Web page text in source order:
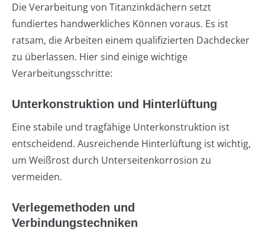
Die Verarbeitung von Titanzinkdächern setzt
fundiertes handwerkliches Können voraus. Es ist
ratsam, die Arbeiten einem qualifizierten Dachdecker
zu überlassen. Hier sind einige wichtige
Verarbeitungsschritte:
Unterkonstruktion und Hinterlüftung
Eine stabile und tragfähige Unterkonstruktion ist
entscheidend. Ausreichende Hinterlüftung ist wichtig,
um Weißrost durch Unterseitenkorrosion zu
vermeiden.
Verlegemethoden und
Verbindungstechniken